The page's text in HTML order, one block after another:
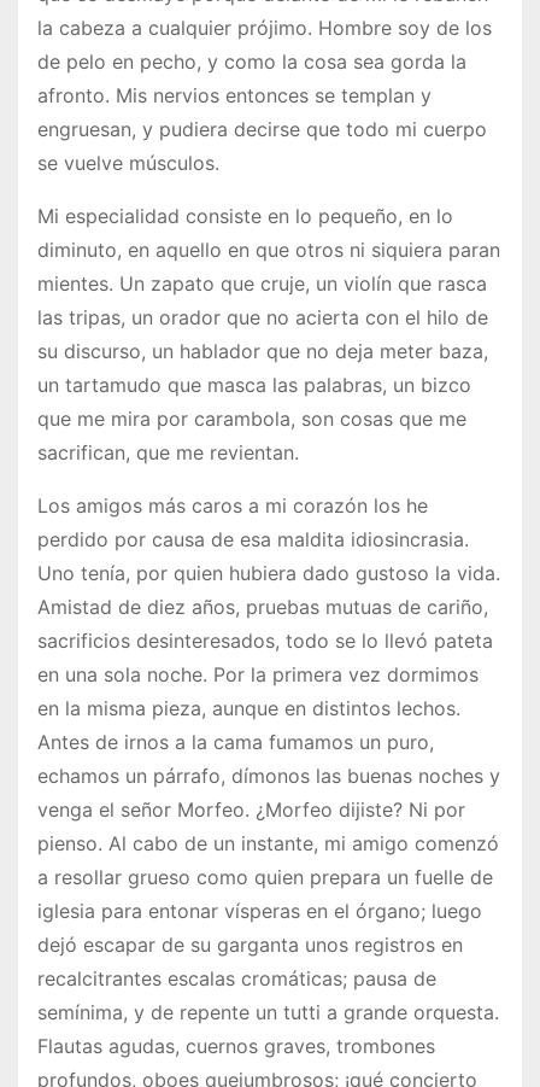
la cabeza a cualquier prójimo. Hombre soy de los
de pelo en pecho, y como la cosa sea gorda la
afronto. Mis nervios entonces se templan y
engruesan, y pudiera decirse que todo mi cuerpo
se vuelve músculos.
Mi especialidad consiste en lo pequeño, en lo
diminuto, en aquello en que otros ni siquiera paran
mientes. Un zapato que cruje, un violín que rasca
las tripas, un orador que no acierta con el hilo de
su discurso, un hablador que no deja meter baza,
un tartamudo que masca las palabras, un bizco
que me mira por carambola, son cosas que me
sacrifican, que me revientan.
Los amigos más caros a mi corazón los he
perdido por causa de esa maldita idiosincrasia.
Uno tenía, por quien hubiera dado gustoso la vida.
Amistad de diez años, pruebas mutuas de cariño,
sacrificios desinteresados, todo se lo llevó pateta
en una sola noche. Por la primera vez dormimos
en la misma pieza, aunque en distintos lechos.
Antes de irnos a la cama fumamos un puro,
echamos un párrafo, dímonos las buenas noches y
venga el señor Morfeo. ¿Morfeo dijiste? Ni por
pienso. Al cabo de un instante, mi amigo comenzó
a resollar grueso como quien prepara un fuelle de
iglesia para entonar vísperas en el órgano; luego
dejó escapar de su garganta unos registros en
recalcitrantes escalas cromáticas; pausa de
semínima, y de repente un tutti a grande orquesta.
Flautas agudas, cuernos graves, trombones
profundos, oboes quejumbrosos; ¡qué concierto